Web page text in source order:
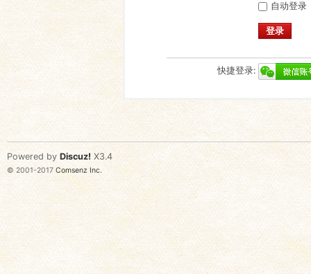
自动登录
登录
快捷登录:
Powered by Discuz! X3.4
© 2001-2017 Comsenz Inc.